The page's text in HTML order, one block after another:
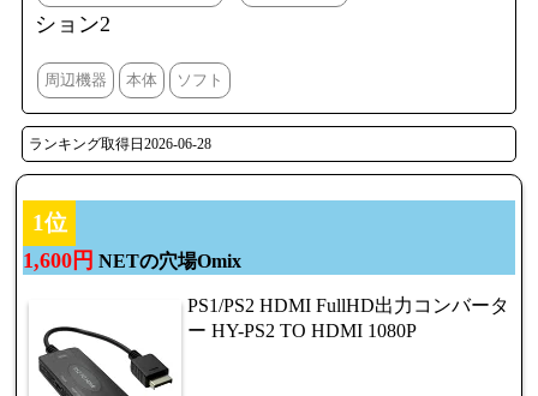
ション2
周辺機器 本体 ソフト
ランキング取得日2026-06-28
1位
1,600円 NETの穴場Omix
PS1/PS2 HDMI FullHD出力コンバータ
ー HY-PS2 TO HDMI 1080P